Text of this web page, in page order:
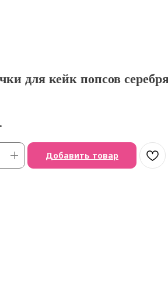
для кейк попсов
Добавить товар